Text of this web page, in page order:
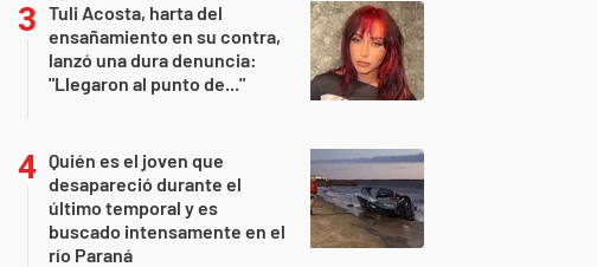
Tuli Acosta, harta del
ensañamiento en su contra,
lanzó una dura denuncia:
"Llegaron al punto de..."
Quién es el joven que
desapareció durante el
último temporal y es
buscado intensamente en el
río Paraná